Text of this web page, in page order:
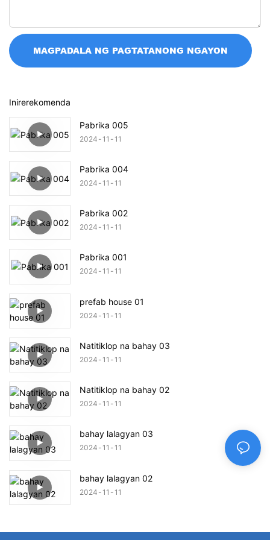
MAGPADALA NG PAGTATANONG NGAYON
Inirerekomenda
Pabrika 005
2024 11 11
Pabrika 004
2024 11 11
Pabrika 002
2024 11 11
Pabrika 001
2024 11 11
prefab house 01
2024 11 11
Natitiklop na bahay 03
2024 11 11
Natitiklop na bahay 02
2024 11 11
bahay lalagyan 03
2024 11 11
bahay lalagyan 02
2024 11 11